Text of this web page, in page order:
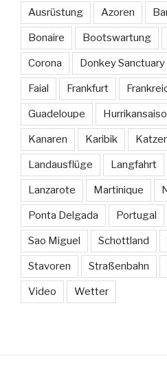
Ausrüstung Azoren
Bonaire Bootswartung
Corona Donkey Sanctuary
Faial Frankfurt
Guadeloupe
Kanaren Karibik
Landausflüge Langfahrt
Lanzarote Martinique
Ponta Delgada Portugal
Sao Miguel Schottland
Stavoren Straßenbahn
Video Wetter